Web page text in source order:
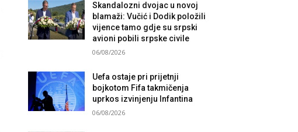
Skandalozni dvojac u novoj
blamaži: Vučić i Dodik položili
vijence tamo gdje su srpski
avioni pobili srpske civile
06/08/2026
Uefa ostaje pri prijetnji
bojkotom Fifa takmičenja
uprkos izvinjenju Infantina
06/08/2026